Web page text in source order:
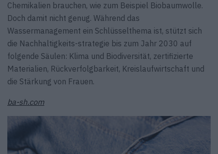
Chemikalien brauchen, wie zum Beispiel Biobaumwolle.
Doch damit nicht genug. Während das
Wassermanagement ein Schlüsselthema ist, stützt sich
die Nachhaltigkeits-strategie bis zum Jahr 2030 auf
folgende Säulen: Klima und Biodiversität, zertifizierte
Materialien, Rückverfolgbarkeit, Kreislaufwirtschaft und
die Stärkung von Frauen.
ba-sh.com